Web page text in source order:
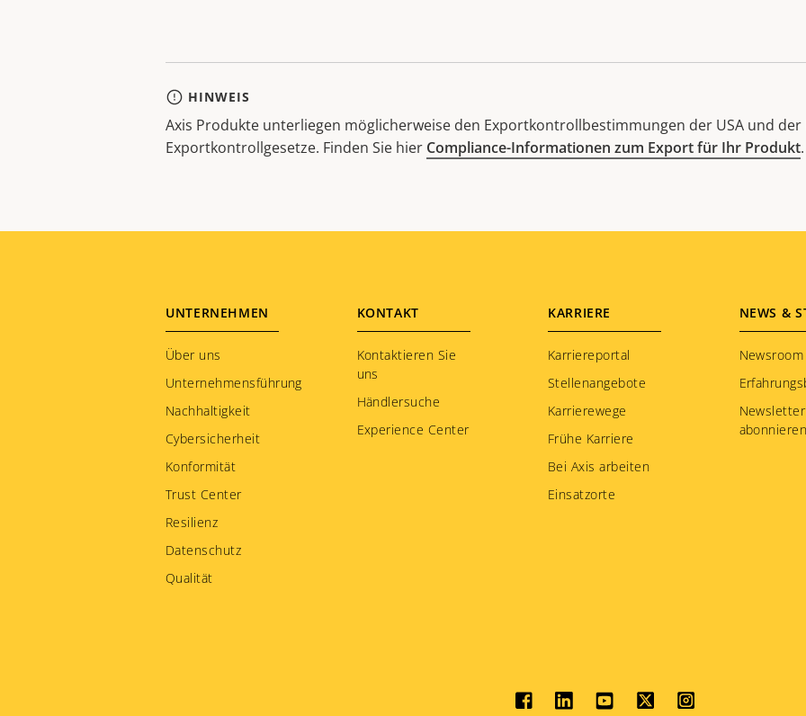
HINWEIS
Axis Produkte unterliegen möglicherweise den Exportkontrollbestimmungen der USA und
Exportkontrollgesetze. Finden Sie hier Compliance-Informationen zum Export für Ihr Produkt.
Footer
menu
UNTERNEHMEN
Über uns
Unternehmensführung
Nachhaltigkeit
Cybersicherheit
Konformität
Trust Center
Resilienz
Datenschutz
Qualität
KONTAKT
Kontaktieren Sie
uns
Händlersuche
Experience Center
KARRIERE
Karriereportal
Stellenangebote
Karrierewege
Frühe Karriere
Bei Axis arbeiten
Einsatzorte
NEWS &
Newsroom
Newsletter
abonnieren